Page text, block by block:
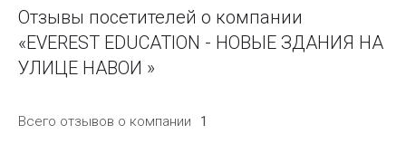
Отзывы посетителей о компании
«EVEREST EDUCATION - НОВЫЕ ЗДАНИЯ НА
УЛИЦЕ НАВОИ »
Всего отзывов о компании 1